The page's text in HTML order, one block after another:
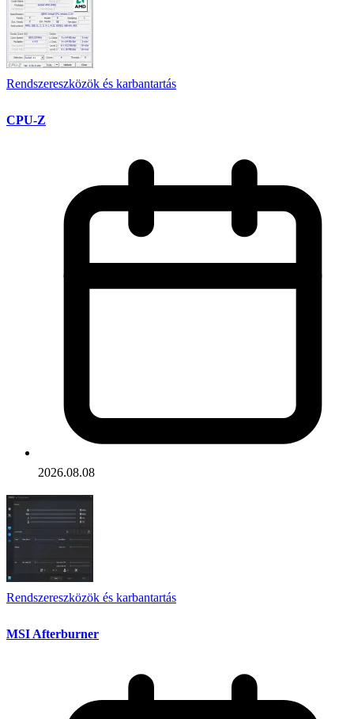
Rendszereszközök és karbantartás
CPU-Z
2026.08.08
Rendszereszközök és karbantartás
MSI Afterburner